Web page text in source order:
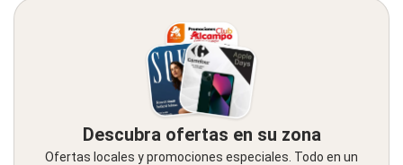
Descubra ofertas en su zona
Ofertas locales y promociones especiales. Todo en un